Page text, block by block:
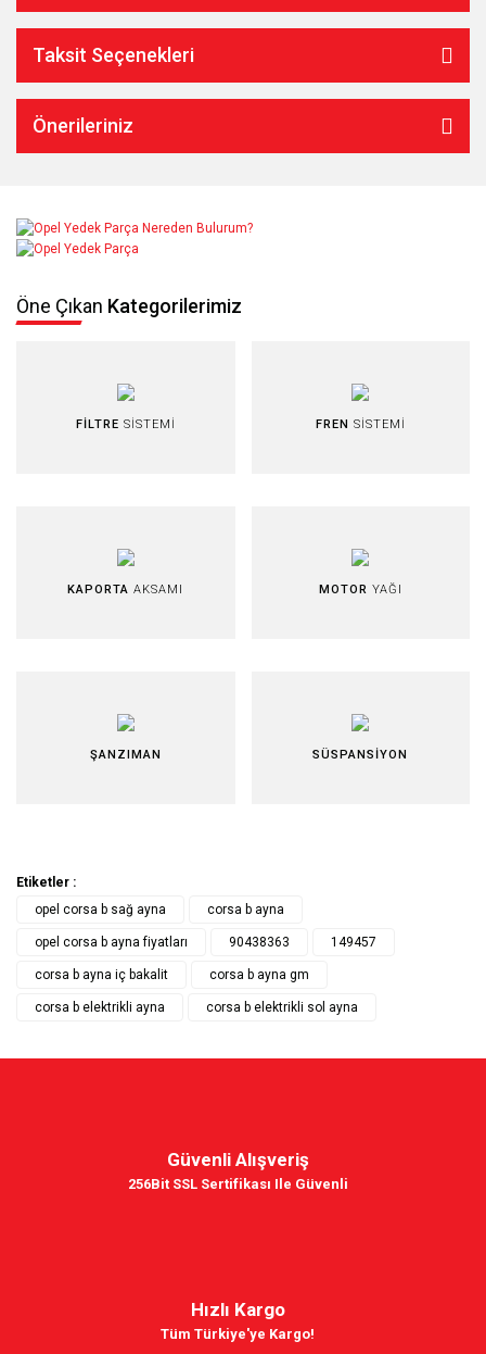
Taksit Seçenekleri
Önerileriniz
Öne Çıkan Kategorilerimiz
FİLTRE SİSTEMİ FREN SİSTEMİ
KAPORTA AKSAMI MOTOR YAĞI
ŞANZIMAN SÜSPANSİYON
Etiketler :
opel corsa b sağ ayna
corsa b ayna
opel corsa b ayna fiyatları 90438363 149457
corsa b ayna iç bakalit corsa b ayna gm
corsa b elektrikli ayna corsa b elektrikli sol ayna
Güvenli Alışveriş
256Bit SSL Sertifikası Ile Güvenli
Hızlı Kargo
Tüm Türkiye'ye Kargo!